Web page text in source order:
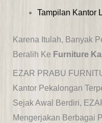
Tampilan Kantor
Karena Itulah, Banyak
Beralih Ke Furniture
EZAR PRABU
Kantor Pekalongan
Sejak Awal Berdiri,
Mengerjakan Berbagai